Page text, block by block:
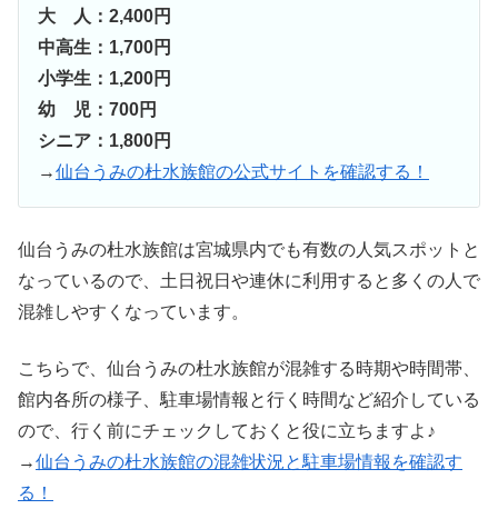
大 人：2,400円
中高生：1,700円
小学生：1,200円
幼 児：700円
シニア：1,800円
→仙台うみの杜水族館の公式サイトを確認する！
仙台うみの杜水族館は宮城県内でも有数の人気スポットと
なっているので、土日祝日や連休に利用すると多くの人で
混雑しやすくなっています。
こちらで、仙台うみの杜水族館が混雑する時期や時間帯、
館内各所の様子、駐車場情報と行く時間など紹介している
ので、行く前にチェックしておくと役に立ちますよ♪
→仙台うみの杜水族館の混雑状況と駐車場情報を確認す
る！